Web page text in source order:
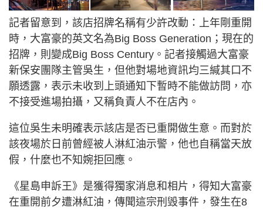
記者留意到，該店招牌名稱有少許改動：上年剛重開
時，大富豪的英文名為Big Boss Generation；現在的
招牌，則變成Big Boss Century。記者接觸過大富豪
新保安團隊主管吳生，但他對場地資訊均三緘其口不
願透露，表示未收到上頭通知下暫時不能做訪問，亦
不接受進場拍攝，又稱負責人不在店內。
這位吳生未明確表示該店是否已重開做生意。而對於
該夜場於日前曾經被人淋紅油示警，他也自稱當天放
假，什麼也不知婉拒回應。
《星島申訴王》是獲得獨家消息和相片，得知大富豪
在重開前夕遭淋紅油，傳聞這宗刑毁事件，發生在8